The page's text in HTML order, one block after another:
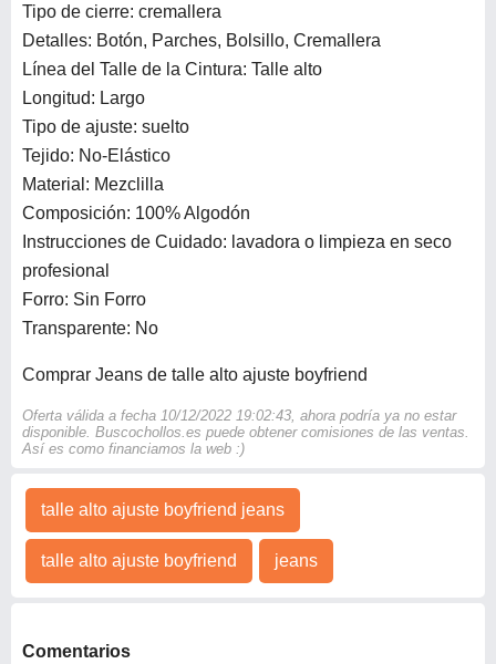
Tipo de cierre: cremallera
Detalles: Botón, Parches, Bolsillo, Cremallera
Línea del Talle de la Cintura: Talle alto
Longitud: Largo
Tipo de ajuste: suelto
Tejido: No-Elástico
Material: Mezclilla
Composición: 100% Algodón
Instrucciones de Cuidado: lavadora o limpieza en seco
profesional
Forro: Sin Forro
Transparente: No
Comprar Jeans de talle alto ajuste boyfriend
Oferta válida a fecha 10/12/2022 19:02:43, ahora podría ya no estar
disponible. Buscochollos.es puede obtener comisiones de las ventas.
Así es como financiamos la web :)
talle alto ajuste boyfriend jeans
talle alto ajuste boyfriend jeans
Comentarios